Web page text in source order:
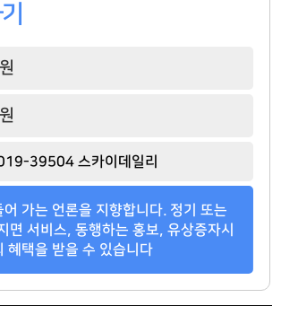
DL
단독주택
팬클럽 참여
118
트라움하우스 2차
팬클럽 참여
39504 스카이데일리
가는 언론을 지향합니다. 정기 또는
면 서비스, 동행하는 홍보, 유상증자시
혜택을 받을 수 있습니다